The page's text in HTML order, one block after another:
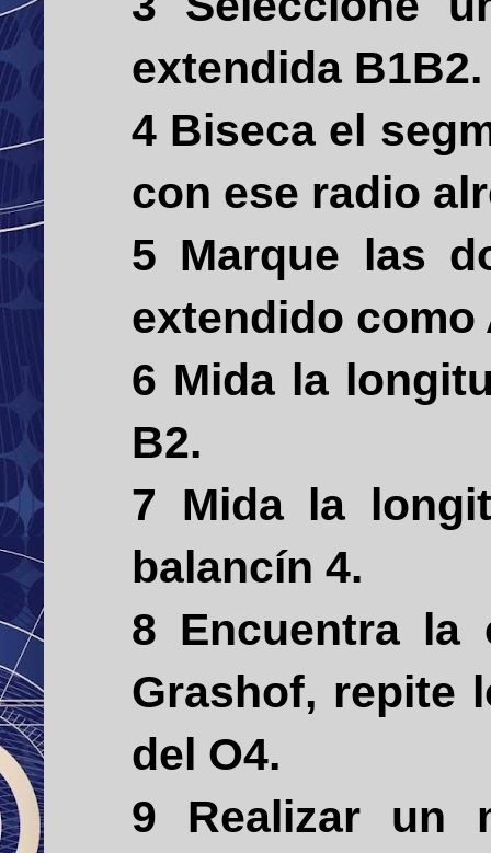
extendida B1B2.
4 Biseca el
con ese radio
5 Marque las
extendido como
6 Mida la
B2.
7 Mida la
balancín 4.
8 Encuentra
Grashof, repite
del O4.
9 Realizar un